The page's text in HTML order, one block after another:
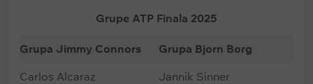
Grupe ATP Finala 2025
Grupa Jimmy Connors
Grupa Bjorn Borg
Carlos Alcaraz
Jannik Sinner